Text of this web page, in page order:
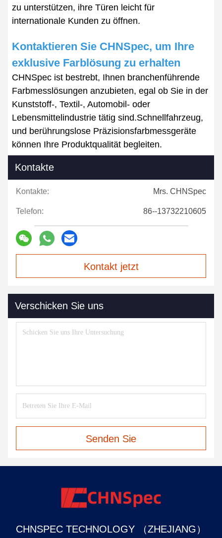
zu unterstützen, ihre Türen leicht für
internationale Kunden zu öffnen.
Kontaktieren Sie CHNSpec, um Ihre
exklusive Farblösung zu erhalten
CHNSpec ist bestrebt, Ihnen branchenführende
Farbmesslösungen anzubieten, egal ob Sie in der
Kunststoff-, Textil-, Automobil- oder
Lebensmittelindustrie tätig sind.Schnellfahrzeug,
und berührungslose Präzisionsfarbmessgeräte
können Ihre Produktqualität begleiten.
Kontakte
Kontakte: Mrs. CHNSpec
Telefon: 86--13732210605
Kontakt jetzt
Verschicken Sie uns
Senden Sie
CHNSPEC TECHNOLOGY （ZHEJIANG）